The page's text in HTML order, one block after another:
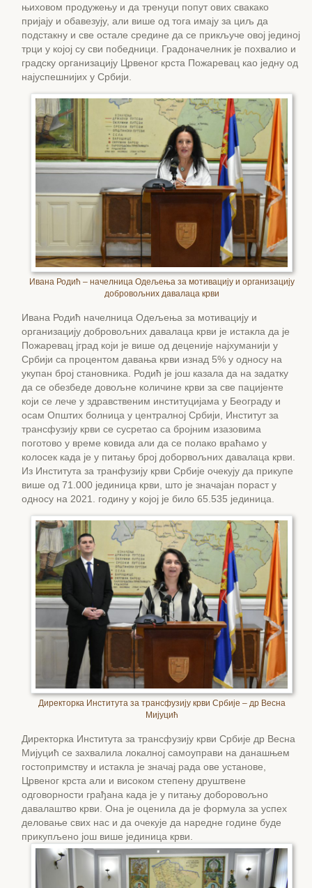
њиховом продужењу и да тренуци попут ових свакако
пријају и обавезују, али више од тога имају за циљ да
подстакну и све остале средине да се прикључе овој јединој
трци у којој су сви победници. Градоначелник је похвалио и
градску организацију Црвеног крста Пожаревац као једну од
најуспешнијих у Србији.
Ивана Родић – начелница Одељења за мотивацију и организацију
добровољних давалаца крви
Ивана Родић начелница Одељења за мотивацију и
организацију добровољних давалаца крви је истакла да је
Пожаревац јград који је више од деценије најхуманији у
Србији са процентом давања крви изнад 5% у односу на
укупан број становника. Родић је још казала да на задатку
да се обезбеде довољне количине крви за све пацијенте
који се лече у здравственим институцијама у Београду и
осам Општих болница у централној Србији, Институт за
трансфузију крви се сусретао са бројним изазовима
поготово у време ковида али да се полако враћамо у
колосек када је у питању број доборвољних давалаца крви.
Из Института за транфузију крви Србије очекују да прикупе
више од 71.000 јединица крви, што је значајан пораст у
односу на 2021. годину у којој је било 65.535 јединица.
Директорка Института за трансфузију крви Србије – др Весна
Мијуцић
Директорка Института за трансфузију крви Србије др Весна
Мијуцић се захвалила локалној самоуправи на данашњем
гостопримству и истакла је значај рада ове установе,
Црвеног крста али и високом степену друштвене
одговорности грађана када је у питању доборовољно
давалаштво крви. Она је оценила да је формула за успех
деловање свих нас и да очекује да наредне године буде
прикупљено још више јединица крви.